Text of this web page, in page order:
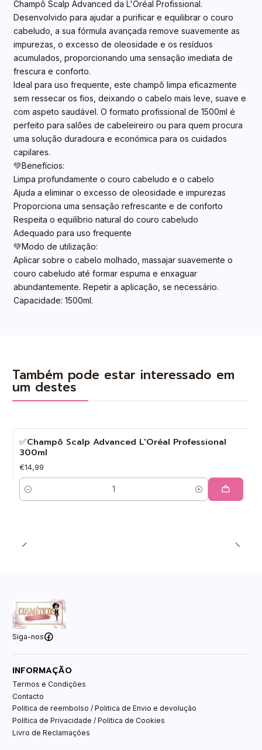
Champô Scalp Advanced da L'Oréal Profissional.
Desenvolvido para ajudar a purificar e equilibrar o couro
cabeludo, a sua fórmula avançada remove suavemente as
impurezas, o excesso de oleosidade e os resíduos
acumulados, proporcionando uma sensação imediata de
frescura e conforto.
Ideal para uso frequente, este champô limpa eficazmente
sem ressecar os fios, deixando o cabelo mais leve, suave e
com aspeto saudável. O formato profissional de 1500ml é
perfeito para salões de cabeleireiro ou para quem procura
uma solução duradoura e económica para os cuidados
capilares.
💚Benefícios:
Limpa profundamente o couro cabeludo e o cabelo
Ajuda a eliminar o excesso de oleosidade e impurezas
Proporciona uma sensação refrescante e de conforto
Respeita o equilíbrio natural do couro cabeludo
Adequado para uso frequente
💚Modo de utilização:
Aplicar sobre o cabelo molhado, massajar suavemente o
couro cabeludo até formar espuma e enxaguar
abundantemente. Repetir a aplicação, se necessário.
Capacidade: 1500ml.
Também pode estar interessado em
um destes
✅Champô Scalp Advanced L'Oréal Professional
300ml
€14,99
Quantidade
Siga-nos
INFORMAÇÃO
Termos e Condições
Contacto
Politica de reembolso / Politica de Envio e devolução
Política de Privacidade / Política de Cookies
Livro de Reclamações